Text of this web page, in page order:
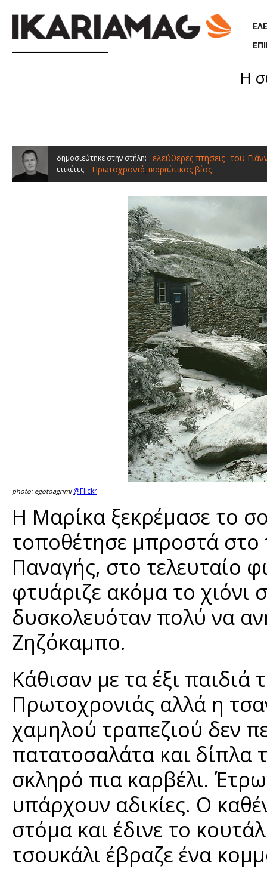
Η
δημοσιεύτηκε στην στήλη: ελεύθερες πτήσεις του
ετικέτες: Πρωτοχρονιά, ικαριώτικος βίος
photo: egotoagrimi @Flickr
Η Μαρίκα ξεκρέμασε το
τοποθέτησε μπροστά στο
Παναγής, στο τελευταίο
φτυάριζε ακόμα το
δυσκολευόταν πολύ να
Ζηζόκαμπο.
Κάθισαν με τα έξι
Πρωτοχρονιάς αλλά η
χαμηλού τραπεζιού δεν
πατατοσαλάτα και δίπλα
σκληρό πια καρβέλι.
υπάρχουν αδικίες. Ο
στόμα και έδινε το
τσουκάλι έβραζε ένα